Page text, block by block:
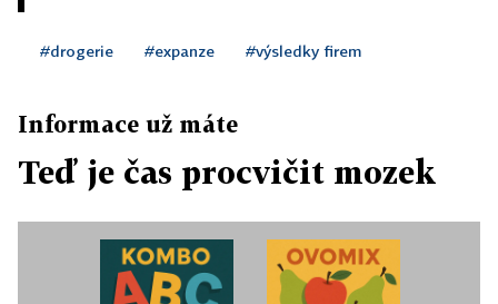
#drogerie #expanze #výsledky firem
Informace už máte
Teď je čas procvičit mozek